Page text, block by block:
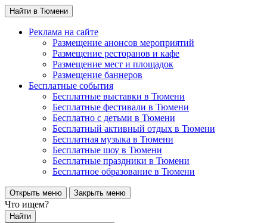
Найти в Тюмени
Реклама на сайте
Размещение анонсов мероприятий
Размещение ресторанов и кафе
Размещение мест и площадок
Размещение баннеров
Бесплатные события
Бесплатные выставки в Тюмени
Бесплатные фестивали в Тюмени
Бесплатно с детьми в Тюмени
Бесплатный активный отдых в Тюмени
Бесплатная музыка в Тюмени
Бесплатные шоу в Тюмени
Бесплатные праздники в Тюмени
Бесплатное образование в Тюмени
Открыть меню Закрыть меню
Что ищем?
Найти